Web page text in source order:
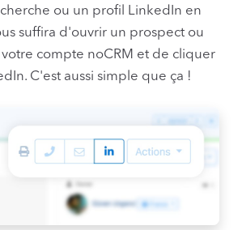
ou un profil LinkedIn en
suffira d'ouvrir un prospect ou
compte noCRM et de cliquer
C'est aussi simple que ça !